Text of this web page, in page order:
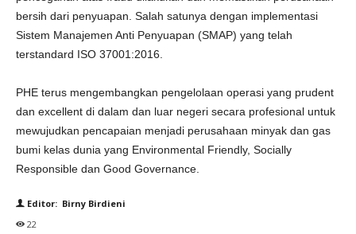
bersih dari penyuapan. Salah satunya dengan implementasi
Sistem Manajemen Anti Penyuapan (SMAP) yang telah
terstandard ISO 37001:2016.
PHE terus mengembangkan pengelolaan operasi yang prudent
dan excellent di dalam dan luar negeri secara profesional untuk
mewujudkan pencapaian menjadi perusahaan minyak dan gas
bumi kelas dunia yang Environmental Friendly, Socially
Responsible dan Good Governance.
Editor: Birny Birdieni
22